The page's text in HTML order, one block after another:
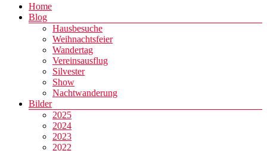
Menü
Home
Blog
Hausbesuche
Weihnachtsfeier
Wandertag
Vereinsausflug
Silvester
Show
Nachtwanderung
Bilder
2025
2024
2023
2022